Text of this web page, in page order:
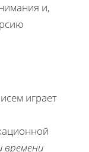
и,
играет
времени